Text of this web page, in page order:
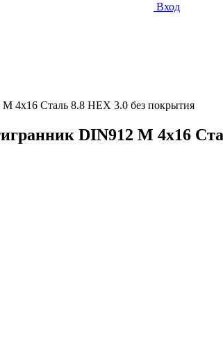
Вход
4х16 Сталь 8.8 HEX 3.0 без покрытия
DIN912 М 4х16